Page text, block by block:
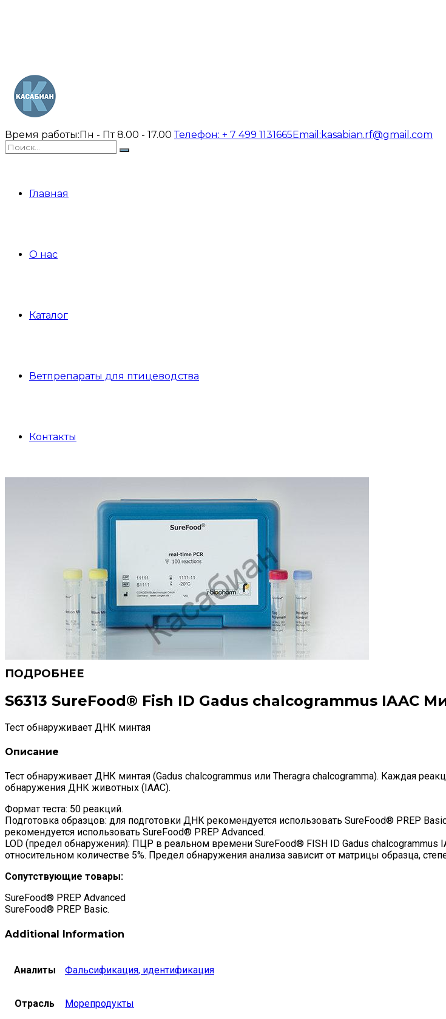
Время работы:Пн - Пт 8.00 - 17.00Телефон: + 7 499 1131665Email: kasabian.rf@gmail.com
Главная
О нас
Каталог
Ветпрепараты для птицеводства
Контакты
S6313 SureFood® Fish ID Gadus chalcogrammus IAAC
Тест обнаруживает ДНК минтая
Описание
Тест обнаруживает ДНК минтая (Gadus chalcogrammus или Theragra chalcogramma). Каждая
обнаружения ДНК животных (IAAC).
Формат теста: 50 реакций.
Подготовка образцов: для подготовки ДНК рекомендуется использовать SureFood® PREP
рекомендуется использовать SureFood® PREP Advanced.
LOD (предел обнаружения): ПЦР в реальном времени SureFood® FISH ID Gadus
относительном количестве 5%. Предел обнаружения анализа зависит от матрицы образца,
Сопутствующие товары:
SureFood® PREP Advanced
SureFood® PREP Basic.
Additional Information
Аналиты Фальсификация, идентификация
Отрасль Морепродукты